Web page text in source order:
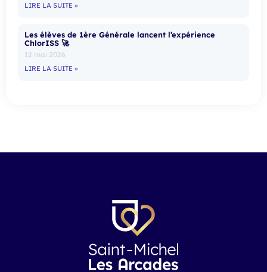
LIRE LA SUITE »
Les élèves de 1ère Générale lancent l’expérience
ChlorISS 🚀
12 mai 2026
LIRE LA SUITE »